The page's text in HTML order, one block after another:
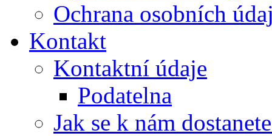
Ochrana osobních
Kontakt
Kontaktní údaje
Podatelna
Jak se k nám